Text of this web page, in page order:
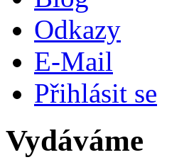
Odkazy
E-Mail
Přihlásit se
Vydáváme